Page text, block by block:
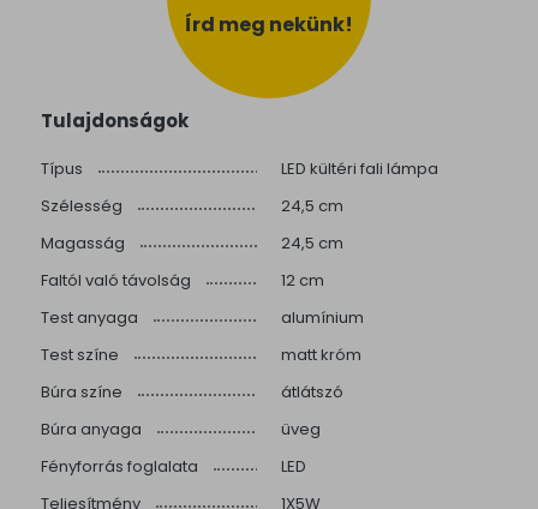
Írd meg nekünk!
Tulajdonságok
Típus
LED kültéri fali lámpa
Szélesség
24,5 cm
Magasság
24,5 cm
Faltól való távolság
12 cm
Test anyaga
alumínium
Test színe
matt króm
Búra színe
átlátszó
Búra anyaga
üveg
Fényforrás foglalata
LED
Teljesítmény
1X5W